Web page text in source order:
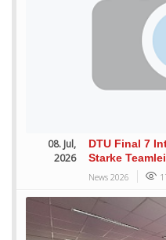
08. Jul,
2026
DTU Final 7
Starke
News 2026